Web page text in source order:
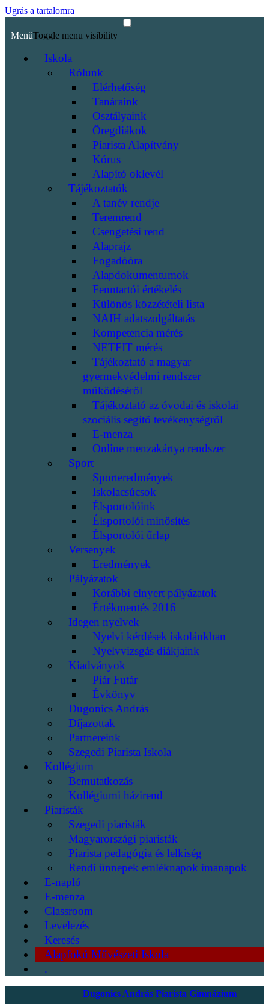
Ugrás a tartalomra
MenüToggle menu visibility
Iskola
Rólunk
Elérhetőség
Tanáraink
Osztályaink
Öregdiákok
Piarista Alapítvány
Kórus
Alapító oklevél
Tájékoztatók
A tanév rendje
Teremrend
Csengetési rend
Alaprajz
Fogadóóra
Alapdokumentumok
Fenntartói értékelés
Különös közzétételi lista
NAIH adatszolgáltatás
Kompetencia mérés
NETFIT mérés
Tájékoztató a magyar
gyermekvédelmi rendszer
működéséről
Tájékoztató az óvodai és iskolai
szociális segítő tevékenységről
E-menza
Online menzakártya rendszer
Sport
Sporteredmények
Iskolacsúcsok
Élsportolóink
Élsportolói minősítés
Élsportolói űrlap
Versenyek
Eredmények
Pályázatok
Korábbi elnyert pályázatok
Értékmentés 2016
Idegen nyelvek
Nyelvi kérdések iskolánkban
Nyelvvizsgás diákjaink
Kiadványok
Piár Futár
Évkönyv
Dugonics András
Díjazottak
Partnereink
Szegedi Piarista Iskola
Kollégium
Bemutatkozás
Kollégiumi házirend
Piaristák
Szegedi piaristák
Magyarországi piaristák
Piarista pedagógia és lelkiség
Rendi ünnepek emléknapok imanapok
E-napló
E-menza
Classroom
Levelezés
Keresés
Alapfokú Művészeti Iskola
.
Dugonics András Piarista Gimnázium